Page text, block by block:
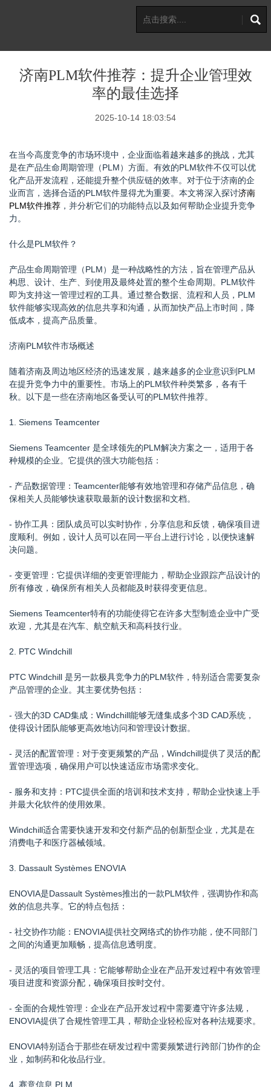
济南PLM软件推荐：提升企业管理效
率的最佳选择
2025-10-14 18:03:54
在当今高度竞争的市场环境中，企业面临着越来越多的挑战，尤其
是在产品生命周期管理（PLM）方面。有效的PLM软件不仅可以优
化产品开发流程，还能提升整个供应链的效率。对于位于济南的企
业而言，选择合适的PLM软件显得尤为重要。本文将深入探讨济南
PLM软件推荐 ，并分析它们的功能特点以及如何帮助企业提升竞争
力。
什么是PLM软件？
产品生命周期管理（PLM）是一种战略性的方法，旨在管理产品从
构思、设计、生产、到使用及最终处置的整个生命周期。PLM软件
即为支持这一管理过程的工具。通过整合数据、流程和人员，PLM
软件能够实现高效的信息共享和沟通，从而加快产品上市时间，降
低成本，提高产品质量。
济南PLM软件市场概述
随着济南及周边地区经济的迅速发展，越来越多的企业意识到PLM
在提升竞争力中的重要性。市场上的PLM软件种类繁多，各有千
秋。以下是一些在济南地区备受认可的PLM软件推荐。
1. Siemens Teamcenter
Siemens Teamcenter 是全球领先的PLM解决方案之一，适用于各
种规模的企业。它提供的强大功能包括：
- 产品数据管理：Teamcenter能够有效地管理和存储产品信息，确
保相关人员能够快速获取最新的设计数据和文档。
- 协作工具：团队成员可以实时协作，分享信息和反馈，确保项目进
度顺利。例如，设计人员可以在同一平台上进行讨论，以便快速解
决问题。
- 变更管理：它提供详细的变更管理能力，帮助企业跟踪产品设计的
所有修改，确保所有相关人员都能及时获得变更信息。
Siemens Teamcenter特有的功能使得它在许多大型制造企业中广受
欢迎，尤其是在汽车、航空航天和高科技行业。
2. PTC Windchill
PTC Windchill 是另一款极具竞争力的PLM软件，特别适合需要复杂
产品管理的企业。其主要优势包括：
- 强大的3D CAD集成：Windchill能够无缝集成多个3D CAD系统，
使得设计团队能够更高效地访问和管理设计数据。
- 灵活的配置管理：对于变更频繁的产品，Windchill提供了灵活的配
置管理选项，确保用户可以快速适应市场需求变化。
- 服务和支持：PTC提供全面的培训和技术支持，帮助企业快速上手
并最大化软件的使用效果。
Windchill适合需要快速开发和交付新产品的创新型企业，尤其是在
消费电子和医疗器械领域。
3. Dassault Systèmes ENOVIA
ENOVIA是Dassault Systèmes推出的一款PLM软件，强调协作和高
效的信息共享。它的特点包括：
- 社交协作功能：ENOVIA提供社交网络式的协作功能，使不同部门
之间的沟通更加顺畅，提高信息透明度。
- 灵活的项目管理工具：它能够帮助企业在产品开发过程中有效管理
项目进度和资源分配，确保项目按时交付。
- 全面的合规性管理：企业在产品开发过程中需要遵守许多法规，
ENOVIA提供了合规性管理工具，帮助企业轻松应对各种法规要求。
ENOVIA特别适合于那些在研发过程中需要频繁进行跨部门协作的企
业，如制药和化妆品行业。
4. 赛意信息 PLM